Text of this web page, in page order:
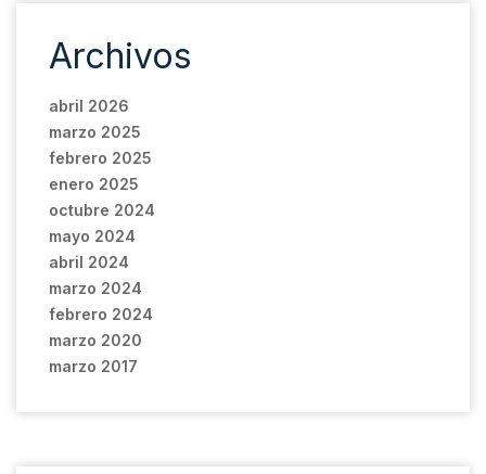
Archivos
abril 2026
marzo 2025
febrero 2025
enero 2025
octubre 2024
mayo 2024
abril 2024
marzo 2024
febrero 2024
marzo 2020
marzo 2017